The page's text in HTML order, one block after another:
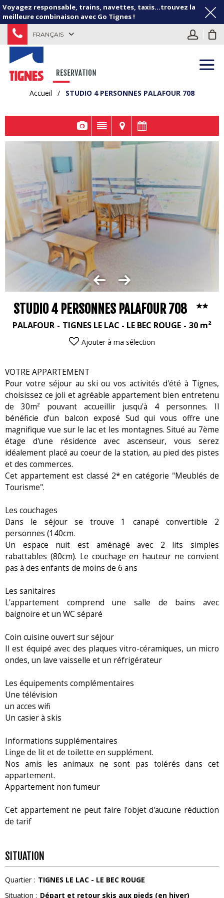
Voyagez responsable, trains, navettes, taxis...trouvez la
meilleure combinaison avec Go Tignes !
FRANÇAIS
Accueil / STUDIO 4 PERSONNES PALAFOUR 708
STUDIO 4 PERSONNES PALAFOUR 708
PALAFOUR TIGNES LE LAC - LE BEC ROUGE 30 m²
Ajouter à ma sélection
VOTRE APPARTEMENT
Pour votre séjour au ski ou vos activités d'été à Tignes,
choisissez ce joli et agréable appartement bien entretenu
de 30m² pouvant accueillir jusqu'à 4 personnes. Il
bénéficie d'un balcon exposé Sud qui vous offre une
magnifique vue sur le lac et les montagnes. Situé au 7ème
étage d'une résidence avec ascenseur, vous serez
idéalement placé au coeur de la station, au pied des pistes
et des commerces.
Cet appartement est classé 2* en catégorie "Meublés de
Tourisme".
Les couchages
Dans le séjour se trouve 1 canapé convertible 2
personnes (140cm.
Un espace nuit est aménagé avec 2 lits simples
rabattables (80cm). Le couchage en hauteur ne convient
pas à des enfants de moins de 6 ans
Les sanitaires
L'appartement comprend une salle de bains avec
baignoire et un WC séparé
Coin cuisine ouvert sur séjour
Il est équipé avec des plaques vitro-céramiques, un micro
ondes, un lave vaisselle et un réfrigérateur
Les équipements complémentaires
Une télévision
un acces wifi
Un casier à skis
Informations supplémentaires
Linge de lit et de toilette en supplément.
Nos amis les animaux ne sont pas tolérés dans cet
appartement.
Appartement non fumeur
Cet appartement ne peut faire l'objet d'aucune réduction
de tarif
SITUATION
Quartier : TIGNES LE LAC - LE BEC ROUGE
Situation : Départ et retour skis aux pieds (en hiver)